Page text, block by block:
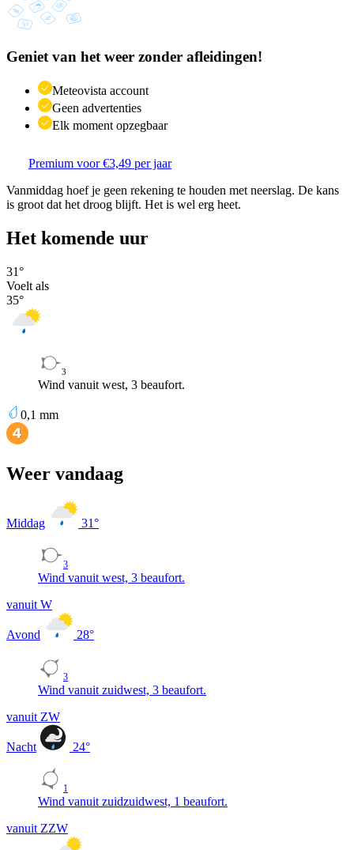
Geniet van het weer zonder afleidingen!
Meteovista account
Geen advertenties
Elk moment opzegbaar
Premium voor €3,49 per jaar
Vanmiddag hoef je geen rekening te houden met neerslag. De kans
is groot dat het droog blijft. Het is wel erg heet.
Het komende uur
31°
Voelt als
35°
3
Wind vanuit west, 3 beaufort.
0,1 mm
Weer vandaag
Middag 31°
3
Wind vanuit west, 3 beaufort.
vanuit W
Avond 28°
3
Wind vanuit zuidwest, 3 beaufort.
vanuit ZW
Nacht 24°
1
Wind vanuit zuidzuidwest, 1 beaufort.
vanuit ZZW